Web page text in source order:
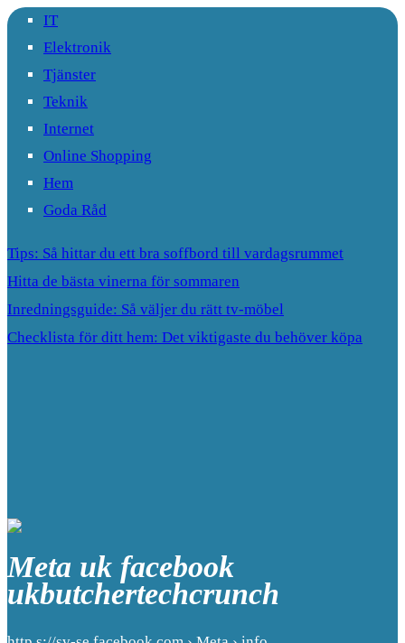
IT
Elektronik
Tjänster
Teknik
Internet
Online Shopping
Hem
Goda Råd
Tips: Så hittar du ett bra soffbord till vardagsrummet
Hitta de bästa vinerna för sommaren
Inredningsguide: Så väljer du rätt tv-möbel
Checklista för ditt hem: Det viktigaste du behöver köpa
Meta uk facebook
ukbutchertechcrunch